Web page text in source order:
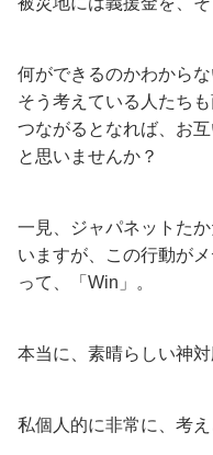
何ができるのかわからな
そう考えている人たち
つながるとなれば、お
と思いませんか？
一見、ジャパネットた
いますが、この行動が
って、「Win」。
本当に、素晴らしい神対
私個人的に非常に、考